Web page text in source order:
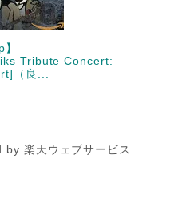
Tribute Concert:
（良...
楽天ウェブサービス